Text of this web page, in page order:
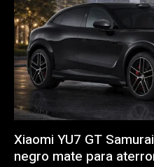
Xiaomi YU7 GT
negro mate para